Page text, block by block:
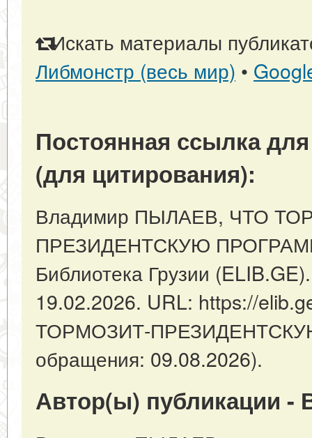
Искать материалы
Либмонстр (весь мир) •
Постоянная ссылка
(для цитирования):
Владимир ПЫЛАЕВ, ЧТО
ПРЕЗИДЕНТСКУЮ
Библиотека Грузии
19.02.2026. URL: https://
ТОРМОЗИТ-
обращения: 09.08.2026).
Автор(ы) публикации